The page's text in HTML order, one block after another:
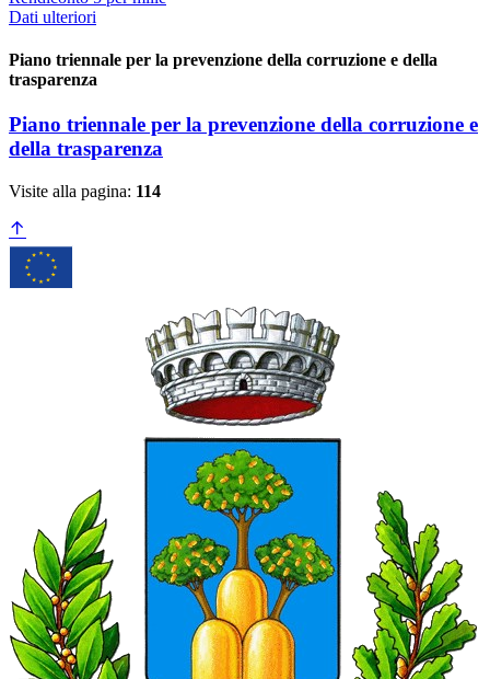
Dati ulteriori
Piano triennale per la prevenzione della corruzione e della
trasparenza
Piano triennale per la prevenzione della corruzione e
della trasparenza
Visite alla pagina: 114